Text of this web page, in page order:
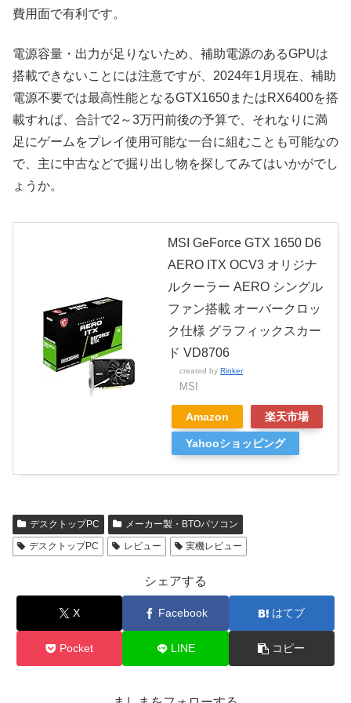
費用面で有利です。
電源容量・出力が足りないため、補助電源のあるGPUは
搭載できないことには注意ですが、2024年1月現在、補助
電源不要では最高性能となるGTX1650またはRX6400を搭
載すれば、合計で2～3万円前後の予算で、それなりに満
足にゲームをプレイ使用可能な一台に組むことも可能なの
で、主に中古などで掘り出し物を探してみてはいかがでし
ょうか。
MSI GeForce GTX 1650 D6
AERO ITX OCV3 オリジナ
ルクーラー AERO シングル
ファン搭載 オーバークロッ
ク仕様 グラフィックスカー
ド VD8706
created by Rinker
MSI
Amazon 楽天市場
Yahooショッピング
デスクトップPC
メーカー製・BTOパソコン
デスクトップPC
レビュー 実機レビュー
シェアする
X Facebook はてブ
Pocket LINE コピー